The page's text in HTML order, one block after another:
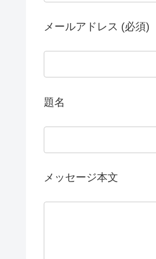
メールアドレス (必須)
題名
メッセージ本文